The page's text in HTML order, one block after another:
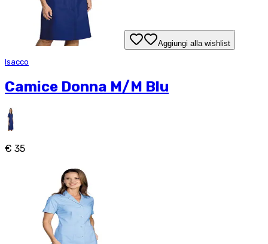
Aggiungi alla wishlist
Isacco
Camice Donna M/M Blu
€ 35